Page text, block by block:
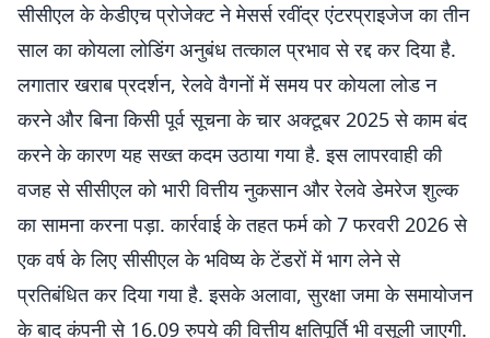
सीसीएल के केडीएच प्रोजेक्ट ने मेसर्स रवींद्र एंटरप्राइजेज का तीन
साल का कोयला लोडिंग अनुबंध तत्काल प्रभाव से रद्द कर दिया है.
लगातार खराब प्रदर्शन, रेलवे वैगनों में समय पर कोयला लोड न
करने और बिना किसी पूर्व सूचना के चार अक्टूबर 2025 से काम बंद
करने के कारण यह सख्त कदम उठाया गया है. इस लापरवाही की
वजह से सीसीएल को भारी वित्तीय नुकसान और रेलवे डेमरेज शुल्क
का सामना करना पड़ा. कार्रवाई के तहत फर्म को 7 फरवरी 2026 से
एक वर्ष के लिए सीसीएल के भविष्य के टेंडरों में भाग लेने से
प्रतिबंधित कर दिया गया है. इसके अलावा, सुरक्षा जमा के समायोजन
के बाद कंपनी से 16.09 रुपये की वित्तीय क्षतिपूर्ति भी वसूली जाएगी.